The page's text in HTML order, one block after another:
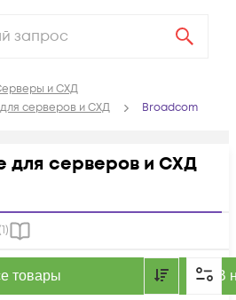
и СХД
серверов и СХД
Broadcom
для серверов и СХД
1)
товары В